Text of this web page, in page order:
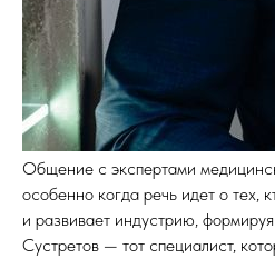
Общение с экспертами
особенно когда речь идет о тех,
и развивает индустрию,
Сустретов — тот специалист,